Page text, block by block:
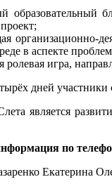
образовательный
организационно-
в аспекте
ролевая игра,
дней
является
по
Екатерина